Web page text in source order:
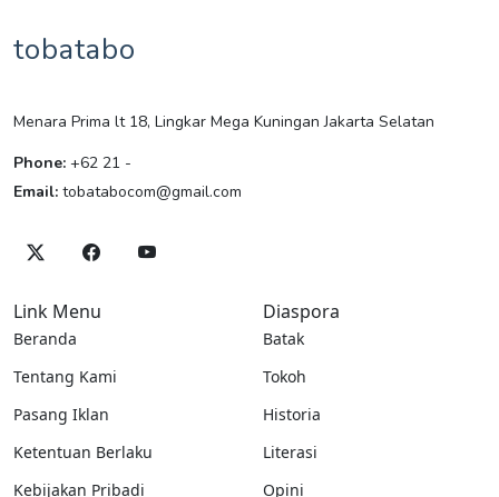
tobatabo
Menara Prima lt 18, Lingkar Mega Kuningan Jakarta Selatan
Phone: +62 21 -
Email: tobatabocom@gmail.com
Link Menu
Beranda
Tentang Kami
Pasang Iklan
Ketentuan Berlaku
Kebijakan Pribadi
Diaspora
Batak
Tokoh
Historia
Literasi
Opini